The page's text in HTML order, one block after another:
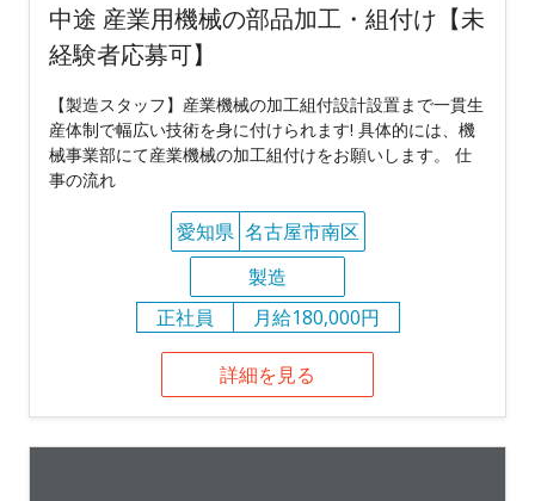
中途 産業用機械の部品加工・組付け【未
経験者応募可】
【製造スタッフ】産業機械の加工組付設計設置まで一貫生
産体制で幅広い技術を身に付けられます! 具体的には、機
械事業部にて産業機械の加工組付けをお願いします。 仕
事の流れ
愛知県 名古屋市南区
製造
正社員
月給180,000円
詳細を見る